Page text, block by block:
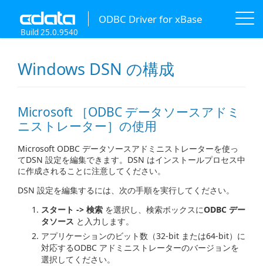
ODBC Driver for xBase
Build 25.0.9540
Windows DSN の構成
Microsoft ［ODBC データソースアドミ
ニストレーター］の使用
Microsoft ODBC データソースアドミニストレーターを使っ
てDSN 設定を編集できます。DSN はインストールプロセス中
に作成されることに注意してください。
DSN 設定を編集するには、次の手順を実行してください。
スタート -> 検索 を選択し、検索ボックスにODBC デー
タソース と入力します。
アプリケーションのビット数（32-bit または64-bit）に
対応するODBC アドミニストレーターのバージョンを
選択してください。